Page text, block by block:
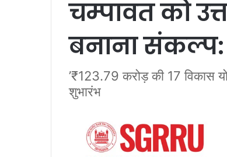
चम्पावत को
बनाना संकल्प:
’₹123.79 करोड़ की 17 विकास
शुभारंभ